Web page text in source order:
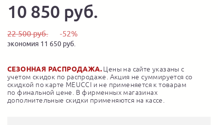
10 850 руб.
22 500 руб. -52%
экономия 11 650 руб.
СЕЗОННАЯ РАСПРОДАЖА. Цены на сайте указаны с
учетом скидок по распродаже. Акция не суммируется со
скидкой по карте MEUCCI и не применяется к товарам
по финальной цене. В фирменных магазинах
дополнительные скидки применяются на кассе.